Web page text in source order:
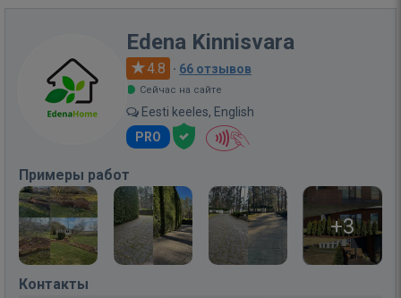
Edena Kinnisvara
4.8 · 66 отзывов
Сейчас на сайте
Eesti keeles, English
PRO
Примеры работ
+3
Контакты